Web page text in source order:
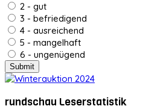
2 - gut
3 - befriedigend
4 - ausreichend
5 - mangelhaft
6 - ungenügend
rundschau Leserstatistik